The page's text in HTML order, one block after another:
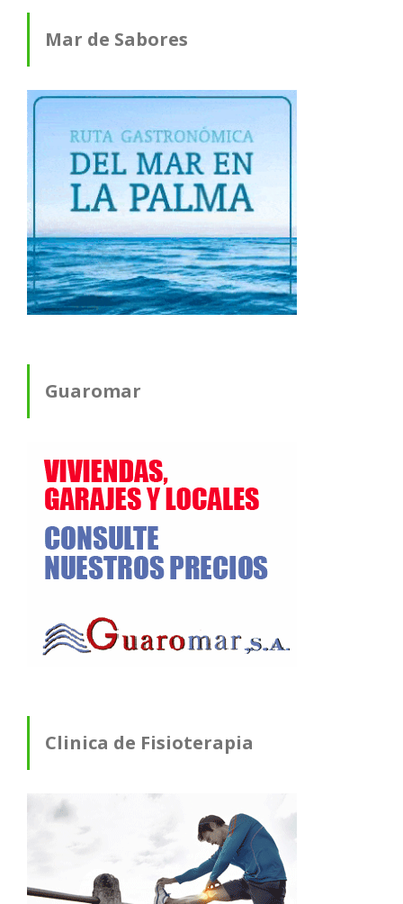
Mar de Sabores
Guaromar
Clinica de Fisioterapia